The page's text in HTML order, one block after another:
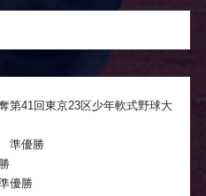
第41回東京23区少年軟式野球大
準優勝
優勝